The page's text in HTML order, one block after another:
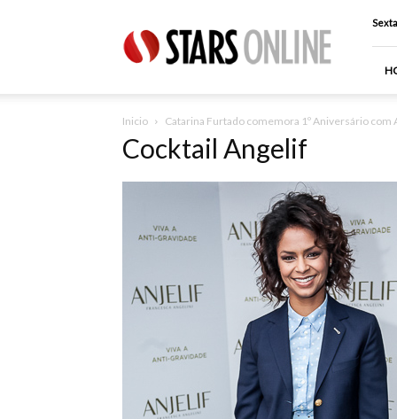
Online
Inicio Catarina Furtado comemora 1º Aniversário com
Cocktail Angelif